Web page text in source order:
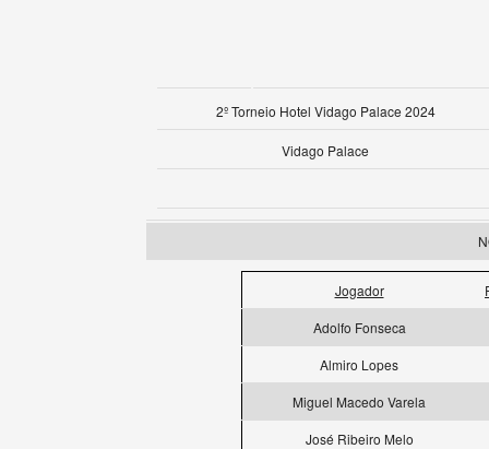
2º Torneio Hotel Vidago Palace 2024
Vidago Palace
Jogador
Adolfo Fonseca
Almiro Lopes
Miguel Macedo Varela
José Ribeiro Melo